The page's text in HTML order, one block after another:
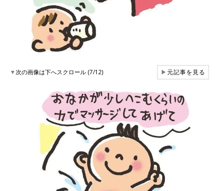
▼次の画像は下へスクロール (7/12) ▶元記事を見る